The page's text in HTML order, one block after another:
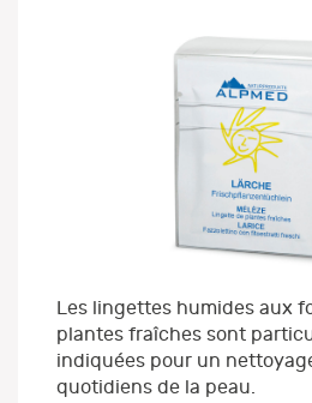
Les lingettes humides aux
plantes fraîches sont
indiquées pour un
quotidiens de la peau.